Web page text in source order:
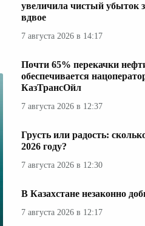
увеличила чистый убыток
вдвое
7 августа 2026 в 14:17
Почти 65% перекачки
обеспечивается
КазТрансОйл
7 августа 2026 в 12:37
Грусть или радость:
2026 году?
7 августа 2026 в 12:30
В Казахстане незаконно
7 августа 2026 в 12:17